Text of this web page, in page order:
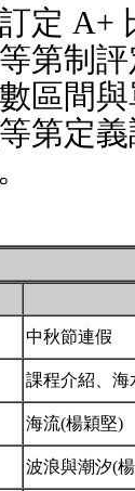
定 A+
第制
區間
第定
中秋節連假
課程介紹、
海流(楊穎堅)
波浪與潮汐(